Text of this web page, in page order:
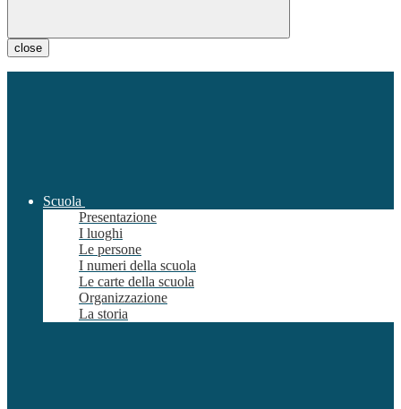
close
Scuola
Presentazione
I luoghi
Le persone
I numeri della scuola
Le carte della scuola
Organizzazione
La storia